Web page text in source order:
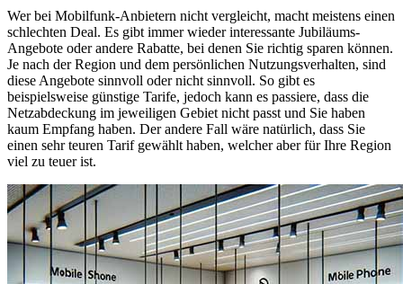
Wer bei Mobilfunk-Anbietern nicht vergleicht, macht meistens einen
schlechten Deal. Es gibt immer wieder interessante Jubiläums-
Angebote oder andere Rabatte, bei denen Sie richtig sparen können.
Je nach der Region und dem persönlichen Nutzungsverhalten, sind
diese Angebote sinnvoll oder nicht sinnvoll. So gibt es
beispielsweise günstige Tarife, jedoch kann es passiere, dass die
Netzabdeckung im jeweiligen Gebiet nicht passt und Sie haben
kaum Empfang haben. Der andere Fall wäre natürlich, dass Sie
einen sehr teuren Tarif gewählt haben, welcher aber für Ihre Region
viel zu teuer ist.